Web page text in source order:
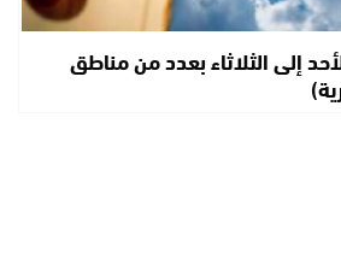
إلى الثلاثاء بعدد من مناطق